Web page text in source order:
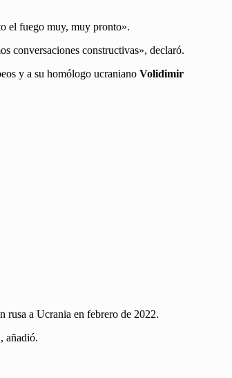
el fuego muy, muy pronto».
conversaciones constructivas», declaró.
y a su homólogo ucraniano Volidimir
rusa a Ucrania en febrero de 2022.
añadió.